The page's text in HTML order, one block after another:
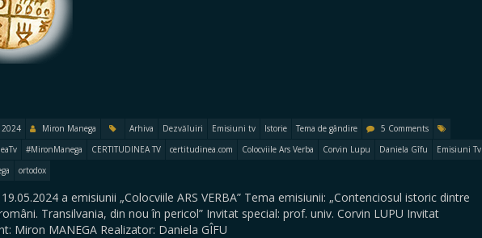
2024 Miron Manega Arhiva Dezvăluiri Emisiuni tv Istorie Tema de gândire
5 Comments
#MironManega CERTITUDINEA TV certitudinea.com Colocviile Ars Verba Corvin Lupu Daniela Gîfu
Emisiuni Tv
ortodox
a emisiunii „Colocviile ARS VERBA” Tema emisiunii: „Contenciosul istoric dintre
Transilvania, din nou în pericol” Invitat special: prof. univ. Corvin LUPU Invitat
Miron MANEGA Realizator: Daniela GÎFU